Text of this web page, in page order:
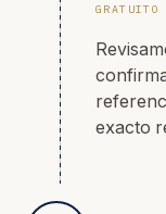
exacto